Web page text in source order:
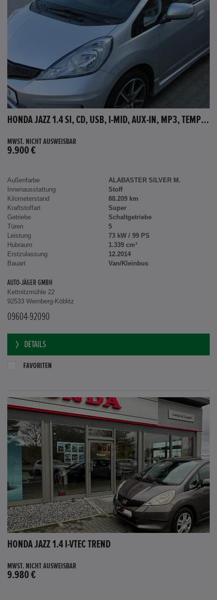
HONDA JAZZ 1.4 SI, CD, USB, I-MID, AUX-IN, MP3, TEMPOMAT
MWST. NICHT AUSWEISBAR
9.900 €
Außenfarbe
ALABASTER SILVER M.
Innenausstattung
Stoff
Kilometerstand
88.209 km
Kraftstoffart
Super
Getriebe
Schaltgetriebe
Türen
5
Leistung
73 kW / 99 PS
Hubraum
1.339 cm³
Erstzulassung
12.2014
Bauart
Van/Kleinbus
AUTO-JÄGER GMBH
Kettnitzmühle 22
92533 Wernberg-Köblitz
09604-92090
DETAILS
FAVORITEN
HONDA JAZZ 1.4 I-VTEC TREND
MWST. NICHT AUSWEISBAR
9.980 €